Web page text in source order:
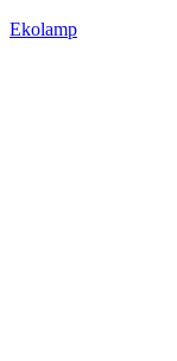
Ekolamp